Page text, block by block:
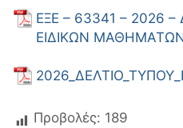
ΕΞΕ – 63341 – 2026 –
ΕΙΔΙΚΩΝ
Προβολές: 189